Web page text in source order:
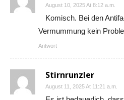
August 10, 2025 At 8:12 a.m.
Komisch. Bei den
Vermummung kein
Antwort
Stirnrunzler
August 11, 2025 At 11:21 a.m.